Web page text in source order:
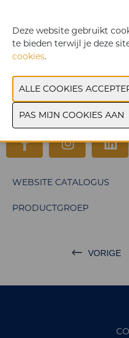
levensader voor de
Internationale connecties
wereldhaven.
WEBSITE CATALOGUS
PRODUCTGROEP
VORIGE
Deze website gebruikt
te bieden terwijl je deze
cookies.